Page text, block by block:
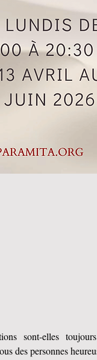
sont-elles
des personnes